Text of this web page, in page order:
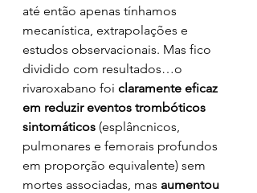
até então apenas tínhamos
mecanística, extrapolações e
estudos observacionais. Mas fico
dividido com resultados…o
rivaroxabano foi claramente eficaz
em reduzir eventos trombóticos
sintomáticos (esplâncnicos,
pulmonares e femorais profundos
em proporção equivalente) sem
mortes associadas, mas aumentou